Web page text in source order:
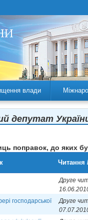
влади
депутат
поправок, до яких
Читання
Друге
господарської
Друге